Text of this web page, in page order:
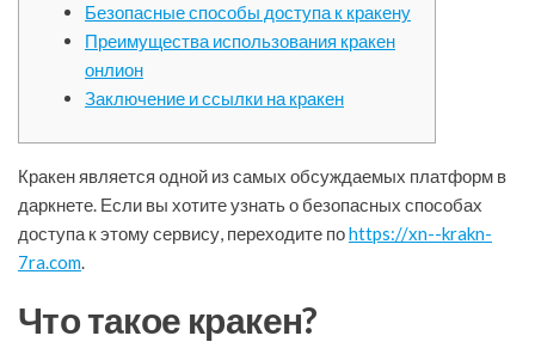
Безопасные способы доступа к кракену
Преимущества использования кракен
онлион
Заключение и ссылки на кракен
Кракен является одной из самых обсуждаемых платформ в
даркнете. Если вы хотите узнать о безопасных способах
доступа к этому сервису, переходите поhttps://xn--krakn-
7ra.com.
Что такое кракен?